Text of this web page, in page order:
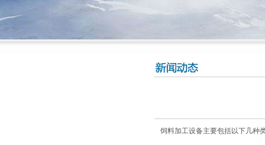
饲料加工设备主要包括以下几种